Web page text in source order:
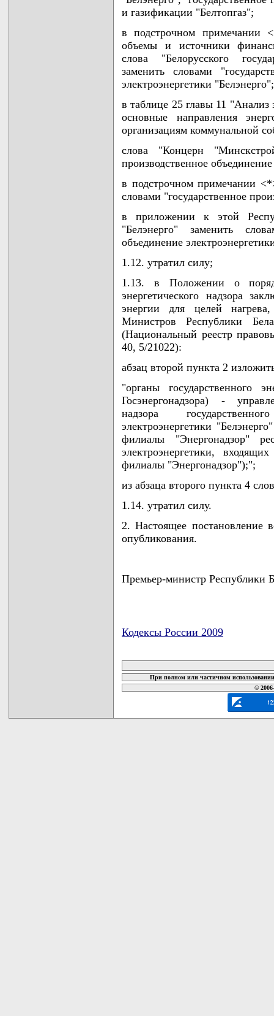
и газификации "Белтопгаз";
в подстрочном примечании
объемы и источники
слова "Белорусского
заменить словами
электроэнергетики "Белэнерго";
в таблице 25 главы 11 "Анализ
основные направления
организациям коммунальной
слова "Концерн
производственное
в подстрочном примечании
словами "государственное
в приложении к этой
"Белэнерго" заменить
объединение
1.12. утратил силу;
1.13. в Положении о
энергетического надзора
энергии для целей
Министров Республики
(Национальный реестр
40, 5/21022):
абзац второй пункта 2
"органы государственного
Госэнергонадзора) -
надзора
электроэнергетики
филиалы "Энергонадзор"
электроэнергетики,
филиалы "Энергонадзор");";
из абзаца второго пункта 4
1.14. утратил силу.
2. Настоящее постановление
опубликования.
Премьер-министр
Кодексы России 2009
При полном или частичном
©